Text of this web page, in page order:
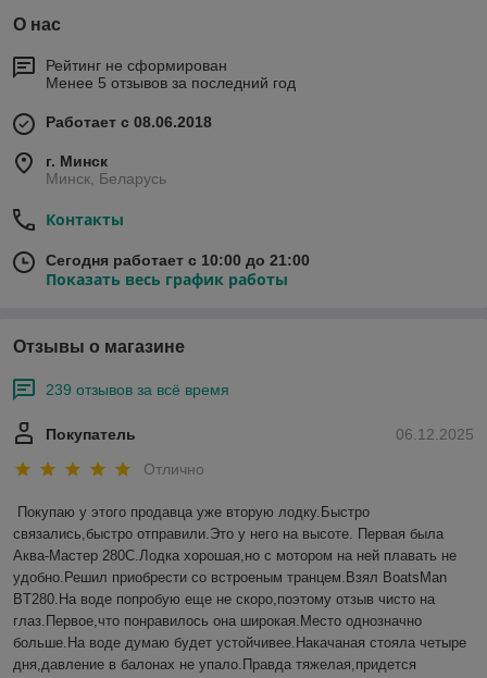
О нас
Рейтинг не сформирован
Менее 5 отзывов за последний год
Работает с 08.06.2018
г. Минск
Минск, Беларусь
Контакты
Сегодня работает с 10:00 до 21:00
Показать весь график работы
Отзывы о магазине
239 отзывов за всё время
06.12.2025
Покупатель
Отлично
Покупаю у этого продавца уже вторую лодку.Быстро
связались,быстро отправили.Это у него на высоте. Первая была
Аква-Мастер 280С.Лодка хорошая,но с мотором на ней плавать не
удобно.Решил приобрести со встроеным транцем.Взял BoatsMan
BT280.На воде попробую еще не скоро,поэтому отзыв чисто на
глаз.Первое,что понравилось она широкая.Место однозначно
больше.На воде думаю будет устойчивее.Накачаная стояла четыре
дня,давление в балонах не упало.Правда тяжелая,придется